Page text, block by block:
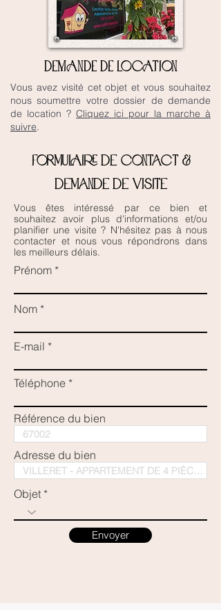
DEMANDE DE LOCATION
Vous avez visité cet objet et vous souhaitez
nous soumettre votre dossier de demande
de location ? Cliquez ici pour la marche à
suivre.
Formulaire de contact &
demande de visite
Vous êtes intéressé par ce bien et
souhaitez avoir plus d'informations et/ou
planifier une visite ? N'hésitez pas à nous
contacter et nous vous répondrons dans
les meilleurs délais.
Prénom
Nom
E-mail
Téléphone
Référence du bien
Adresse du bien
Objet
Envoyer